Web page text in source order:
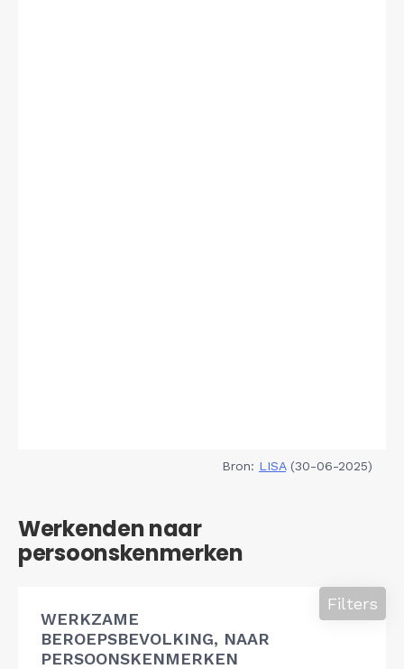
Bron: LISA(30-06-2025)
Werkenden naar
persoonskenmerken
WERKZAME
BEROEPSBEVOLKING, NAAR
PERSOONSKENMERKEN
Filters